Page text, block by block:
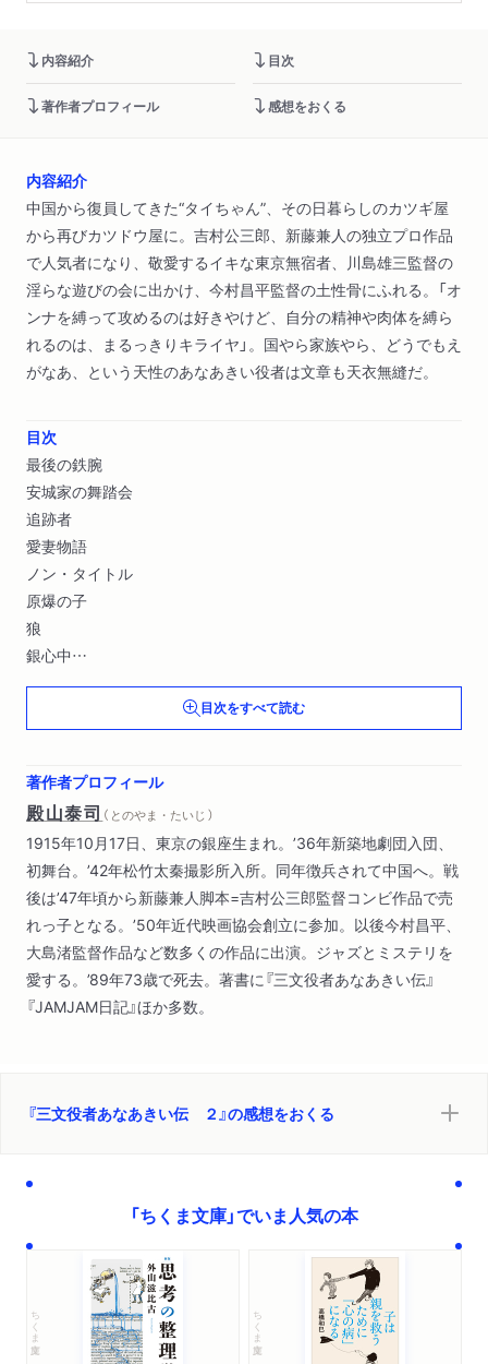
内容紹介 目次
著作者プロフィール 感想をおくる
内容紹介
中国から復員してきた“タイちゃん”、その日暮らしのカツギ屋
から再びカツドウ屋に。吉村公三郎、新藤兼人の独立プロ作品
で人気者になり、敬愛するイキな東京無宿者、川島雄三監督の
淫らな遊びの会に出かけ、今村昌平監督の土性骨にふれる。「オ
ンナを縛って攻めるのは好きやけど、自分の精神や肉体を縛ら
れるのは、まるっきりキライヤ」。国やら家族やら、どうでもえ
がなあ、という天性のあなあきい役者は文章も天衣無縫だ。
目次
最後の鉄腕
安城家の舞踏会
追跡者
愛妻物語
ノン・タイトル
原爆の子
狼
銀心中
わが町
オンボロ人生＆白か黒か
文庫版解説 リベルタン―無頼派の自由思想家（長部／日出雄）
目次をすべて読む
著作者プロフィール
殿山泰司 （ とのやま・たいじ ）
1915年10月17日、東京の銀座生まれ。’36年新築地劇団入団、
初舞台。’42年松竹太秦撮影所入所。同年徴兵されて中国へ。戦
後は’47年頃から新藤兼人脚本=吉村公三郎監督コンビ作品で売
れっ子となる。’50年近代映画協会創立に参加。以後今村昌平、
大島渚監督作品など数多くの作品に出演。ジャズとミステリを
愛する。’89年73歳で死去。著書に『三文役者あなあきい伝』
『JAMJAM日記』ほか多数。
『三文役者あなあきい伝 ２』の感想をおくる
「ちくま文庫」でいま人気の本
ちくま文庫 ちくま文庫